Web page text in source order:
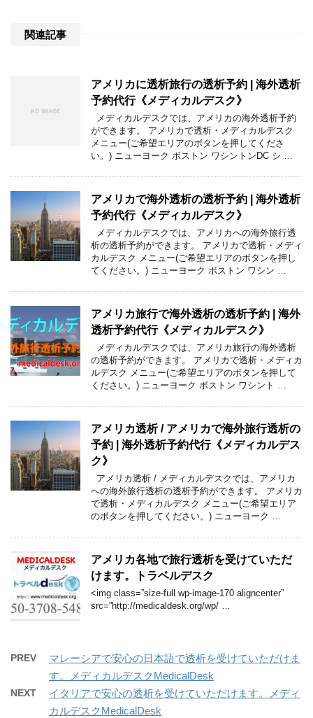
関連記事
アメリカに透析旅行の透析予約 | 海外透析
予約代行《メディカルデスク》
メディカルデスクでは、アメリカの海外透析予約
ができます。 アメリカで透析・メディカルデスク
メニュー(ご希望エリアのボタンを押してくださ
い。) ニューヨーク ボストン ワシントンDC シ …
アメリカで海外透析の透析予約 | 海外透析
予約代行《メディカルデスク》
メディカルデスクでは、アメリカへの海外旅行透
析の透析予約ができます。 アメリカで透析・メディ
カルデスク メニュー(ご希望エリアのボタンを押し
てください。) ニューヨーク ボストン ワシン …
アメリカ旅行で海外透析の透析予約 | 海外
透析予約代行《メディカルデスク》
メディカルデスクでは、アメリカ旅行の海外透析
の透析予約ができます。 アメリカで透析・メディカ
ルデスク メニュー(ご希望エリアのボタンを押して
ください。) ニューヨーク ボストン ワシント …
アメリカ透析 / アメリカで海外旅行透析の
予約 | 海外透析予約代行《メディカルデス
ク》
アメリカ透析 / メディカルデスクでは、アメリカ
への海外旅行透析の透析予約ができます。 アメリカ
で透析・メディカルデスク メニュー(ご希望エリア
のボタンを押してください。) ニューヨーク …
アメリカ各地で旅行透析を受けていただ
けます。トラベルデスク
<img class=”size-full wp-image-170 aligncenter”
src=”http://medicaldesk.org/wp/ …
PREV
マレーシアで安心の日本語で透析を受けていただけま
す。メディカルデスクMedicalDesk
NEXT
イタリアで安心の透析を受けていただけます。メディ
カルデスクMedicalDesk